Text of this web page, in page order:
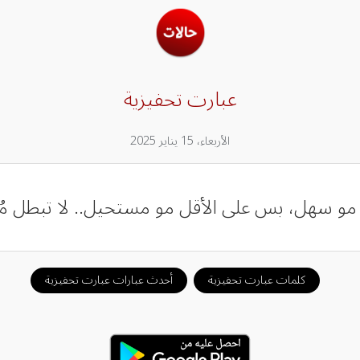
عبارت تحفيزية
الأربعاء، 15 يناير 2025
سهل، بس على الأقل مو مستحيل.. لا تبطل
كلمات عبارت تحفيزية أحدث عبارات عبارت تحفيزية